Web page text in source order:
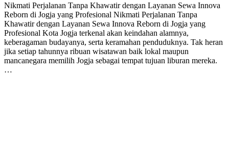
Nikmati Perjalanan Tanpa Khawatir dengan Layanan Sewa Innova
Reborn di Jogja yang Profesional Nikmati Perjalanan Tanpa
Khawatir dengan Layanan Sewa Innova Reborn di Jogja yang
Profesional Kota Jogja terkenal akan keindahan alamnya,
keberagaman budayanya, serta keramahan penduduknya. Tak heran
jika setiap tahunnya ribuan wisatawan baik lokal maupun
mancanegara memilih Jogja sebagai tempat tujuan liburan mereka.
…